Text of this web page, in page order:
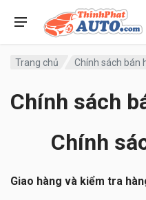
Trang chủ Chính sách bán
Chính sách
Chính
Giao hàng và kiểm tra